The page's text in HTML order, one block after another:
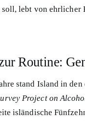
lebt von ehrlicher
Routine:
stand Island in
Project on
isländische